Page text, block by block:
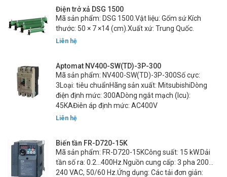
Điện trở xả DSG 1500
Mã sản phẩm: DSG 1500.Vật liệu: Gốm sứ.Kích
thước: 50 × 7 ×14 (cm).Xuất xứ: Trung Quốc.
Liên hệ
Aptomat NV400-SW(TD)-3P-300
Mã sản phẩm: NV400-SW(TD)-3P-300Số cực:
3Loại: tiêu chuẩnHãng sản xuất: MitsubishiDòng
điện định mức: 300ADòng ngắt mạch (Icu):
45KAĐiên áp định mức: AC400V
Liên hệ
Biến tần FR-D720-15K
Mã sản phẩm: FR-D720-15KCông suất: 15 kW.Dải
tần số ra: 0.2…400Hz.Nguồn cung cấp: 3 pha 200…
240 VAC, 50/60 Hz.Ứng dụng: Các tải đơn giản: